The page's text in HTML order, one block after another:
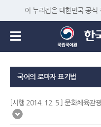
이 누리집은 대한민국 공식
국어의 로마자 표기법
[시행 2014. 12. 5.] 문화체육관